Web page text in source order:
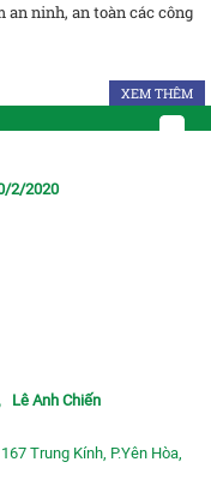
an ninh, an toàn các công
XEM THÊM
2/2020
Lê Anh Chiến
Trung Kính, P.Yên Hòa,